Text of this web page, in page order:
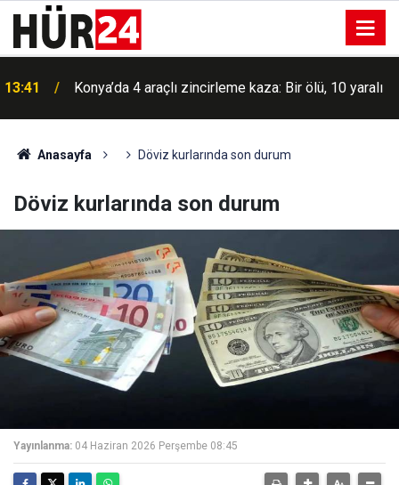
13:41 Konya’da 4 araçlı zincirleme kaza: Bir ölü, 10 yaralı
Anasayfa Döviz kurlarında son durum
Döviz kurlarında son durum
Yayınlanma: 04 Haziran 2026 Perşembe 08:45